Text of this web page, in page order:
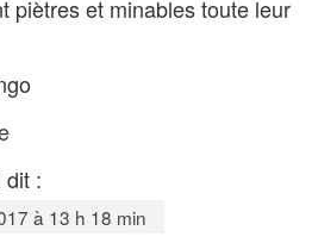
piètres et minables toute leur
dit :
à 13 h 18 min